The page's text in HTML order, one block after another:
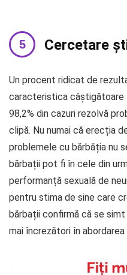
Cercetare
Un procent ridicat de
caracteristica câștigătoare
98,2% din cazuri rezolvă
clipă. Nu numai că erecția
problemele cu bărbăția nu
bărbații pot fi în cele din
performanță sexuală de
pentru stima de sine care
bărbații confirmă că se
mai încrezători în